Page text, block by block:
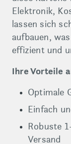
Elektronik,
lassen sich
aufbauen,
effizient und
Ihre Vorteile
Optimale
Einfach
Robuste
Versand